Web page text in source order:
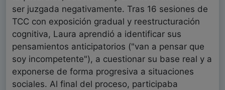
ser juzgada negativamente. Tras 16 sesiones de
TCC con exposición gradual y reestructuración
cognitiva, Laura aprendió a identificar sus
pensamientos anticipatorios ("van a pensar que
soy incompetente"), a cuestionar su base real y a
exponerse de forma progresiva a situaciones
sociales. Al final del proceso, participaba